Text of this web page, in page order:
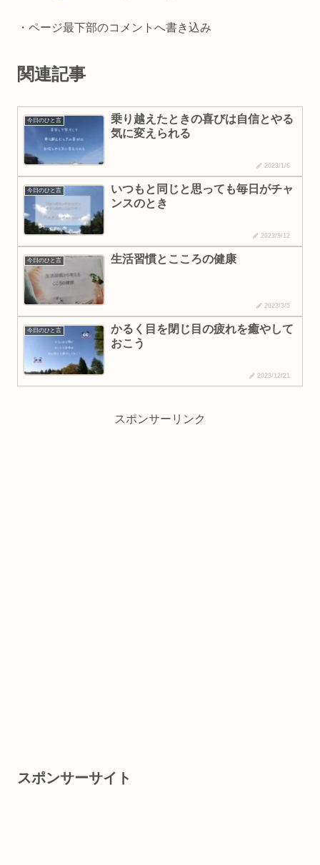
・ページ最下部のコメントへ書き込み
関連記事
今日のひと言
乗り越えたときの喜びは自信とやる
気に変えられる
2023/1/6
今日のひと言
いつもと同じと思っても毎日がチャ
ンスのとき
2023/9/12
今日のひと言 生活習慣とこころの健康
2023/3/5
今日のひと言
かるく目を閉じ目の疲れを癒やして
おこう
2023/12/21
スポンサーリンク
スポンサーサイト